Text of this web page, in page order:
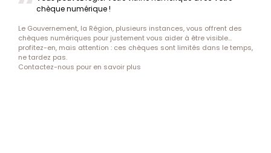
chèque numérique !
Le Gouvernement, la Région, plusieurs instances, vous offrent des
chèques numériques pour justement vous aider à être visible…
profitez-en, mais attention : ces chèques sont limités dans le temps,
ne tardez pas.
Contactez-nous pour en savoir plus